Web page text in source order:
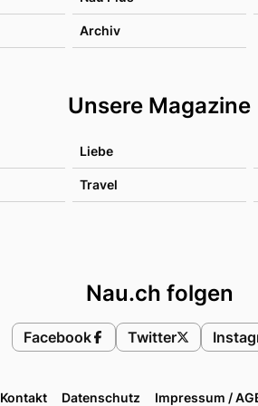
Archiv
Unsere Magazine
Liebe
Travel
Nau.ch folgen
Facebook Twitter
Kontakt Datenschutz Impressum /